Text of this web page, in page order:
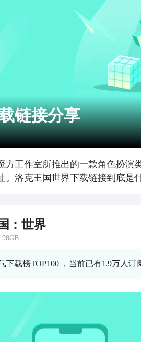
链接分享
方工作室所推出的一款角色扮
。洛克王国世界下载链接到底是
：世界
下载榜TOP100 ，当前已有1.9万人订